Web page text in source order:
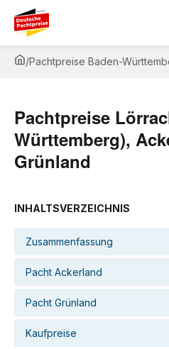
/Pachtpreise Baden-
Pachtpreise
Württemberg),
Grünland
INHALTSVERZEICHNIS
Zusammenfassung
Pacht Ackerland
Pacht Grünland
Kaufpreise